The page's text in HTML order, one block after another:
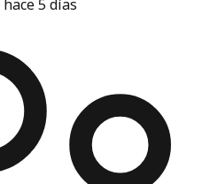
hace 5 días